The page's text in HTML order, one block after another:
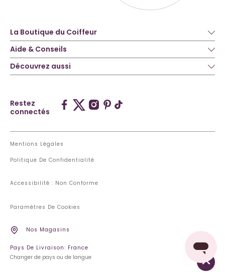
La Boutique du Coiffeur
Aide & Conseils
Découvrez aussi
Restez
connectés
Mentions Légales
Politique De Confidentialité
Accessibilité : Non Conforme
Paramètres De Cookies
Nos Magasins
Pays De Livraison: France
Changer de pays ou de langue